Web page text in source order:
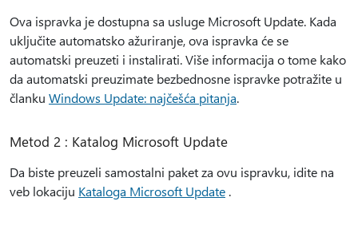
Ova ispravka je dostupna sa usluge Microsoft Update. Kada
uključite automatsko ažuriranje, ova ispravka će se
automatski preuzeti i instalirati. Više informacija o tome kako
da automatski preuzimate bezbednosne ispravke potražite u
članku Windows Update: najčešća pitanja.
Metod 2 : Katalog Microsoft Update
Da biste preuzeli samostalni paket za ovu ispravku, idite na
veb lokaciju Kataloga Microsoft Update .